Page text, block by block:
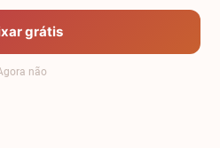
Privacidade
Anuncie
de Uso
grátis
não